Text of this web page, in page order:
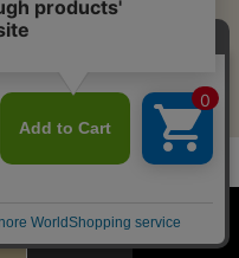
MAIL
お問い合わせフォーム
事業部